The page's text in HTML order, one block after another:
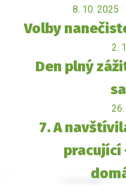
8. 10. 2025
Volby
2.
Den plný
7. A
pracující